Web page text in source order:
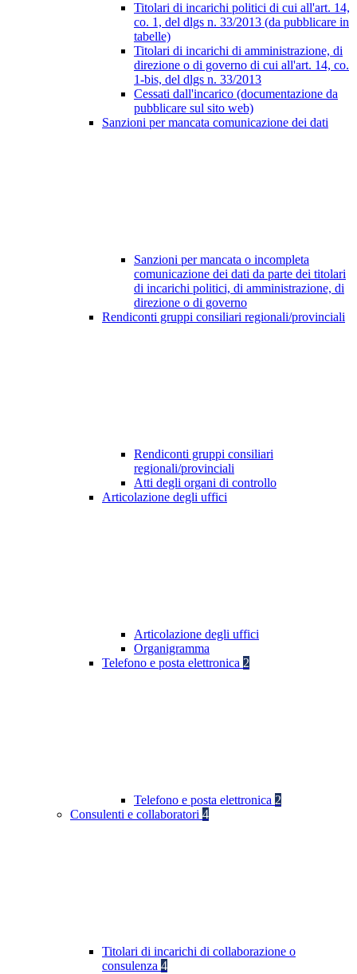
Titolari di incarichi politici di cui all'art. 14,
co. 1, del dlgs n. 33/2013 (da pubblicare in
tabelle)
Titolari di incarichi di amministrazione, di
direzione o di governo di cui all'art. 14, co.
1-bis, del dlgs n. 33/2013
Cessati dall'incarico (documentazione da
pubblicare sul sito web)
Sanzioni per mancata comunicazione dei dati
Sanzioni per mancata o incompleta
comunicazione dei dati da parte dei titolari
di incarichi politici, di amministrazione, di
direzione o di governo
Rendiconti gruppi consiliari regionali/provinciali
Rendiconti gruppi consiliari
regionali/provinciali
Atti degli organi di controllo
Articolazione degli uffici
Articolazione degli uffici
Organigramma
Telefono e posta elettronica 2
Telefono e posta elettronica 2
Consulenti e collaboratori 4
Titolari di incarichi di collaborazione o
consulenza 4